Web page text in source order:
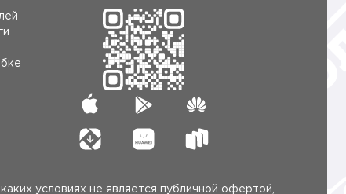
условиях не является публичной офертой,